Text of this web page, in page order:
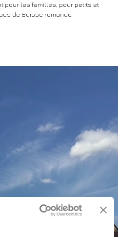
pour les familles, pour petits et
de Suisse romande.